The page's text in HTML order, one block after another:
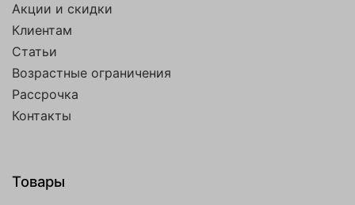
Акции и скидки
Клиентам
Статьи
Возрастные ограничения
Рассрочка
Контакты
Товары